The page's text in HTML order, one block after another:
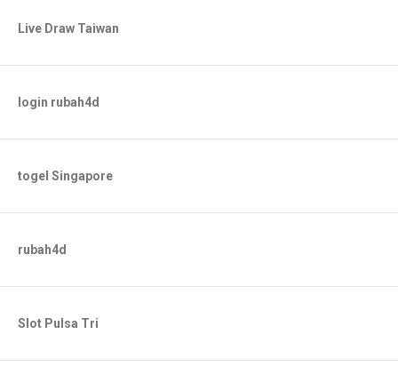
Live Draw Taiwan
login rubah4d
togel Singapore
rubah4d
Slot Pulsa Tri